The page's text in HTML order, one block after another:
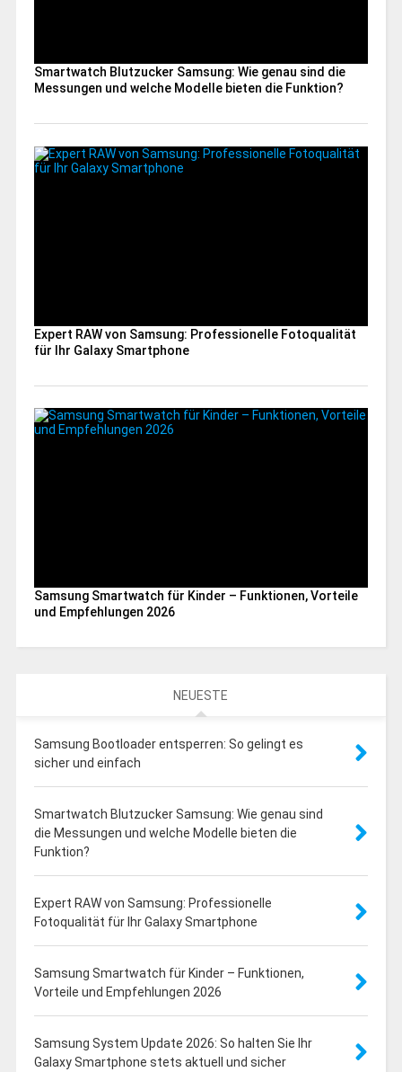
Smartwatch Blutzucker Samsung: Wie genau sind die
Messungen und welche Modelle bieten die Funktion?
Expert RAW von Samsung: Professionelle Fotoqualität
für Ihr Galaxy Smartphone
Samsung Smartwatch für Kinder – Funktionen, Vorteile
und Empfehlungen 2026
NEUESTE
Samsung Bootloader entsperren: So gelingt es
sicher und einfach
Smartwatch Blutzucker Samsung: Wie genau sind
die Messungen und welche Modelle bieten die
Funktion?
Expert RAW von Samsung: Professionelle
Fotoqualität für Ihr Galaxy Smartphone
Samsung Smartwatch für Kinder – Funktionen,
Vorteile und Empfehlungen 2026
Samsung System Update 2026: So halten Sie Ihr
Galaxy Smartphone stets aktuell und sicher